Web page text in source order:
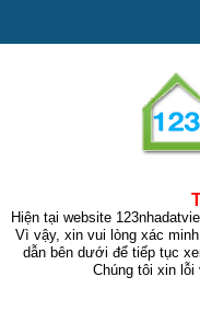
Hiện tại website
Vì vậy, xin vui lòng xác
dẫn bên dưới để tiếp tục
Chúng tôi xin